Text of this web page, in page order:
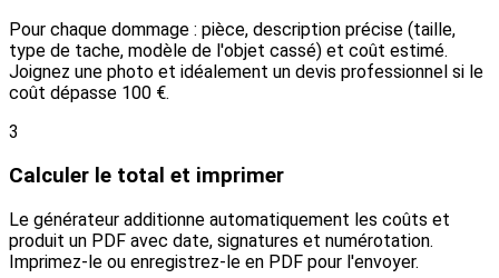
Pour chaque dommage : pièce, description précise (taille,
type de tache, modèle de l'objet cassé) et coût estimé.
Joignez une photo et idéalement un devis professionnel si le
coût dépasse 100 €.
3
Calculer le total et imprimer
Le générateur additionne automatiquement les coûts et
produit un PDF avec date, signatures et numérotation.
Imprimez-le ou enregistrez-le en PDF pour l'envoyer.